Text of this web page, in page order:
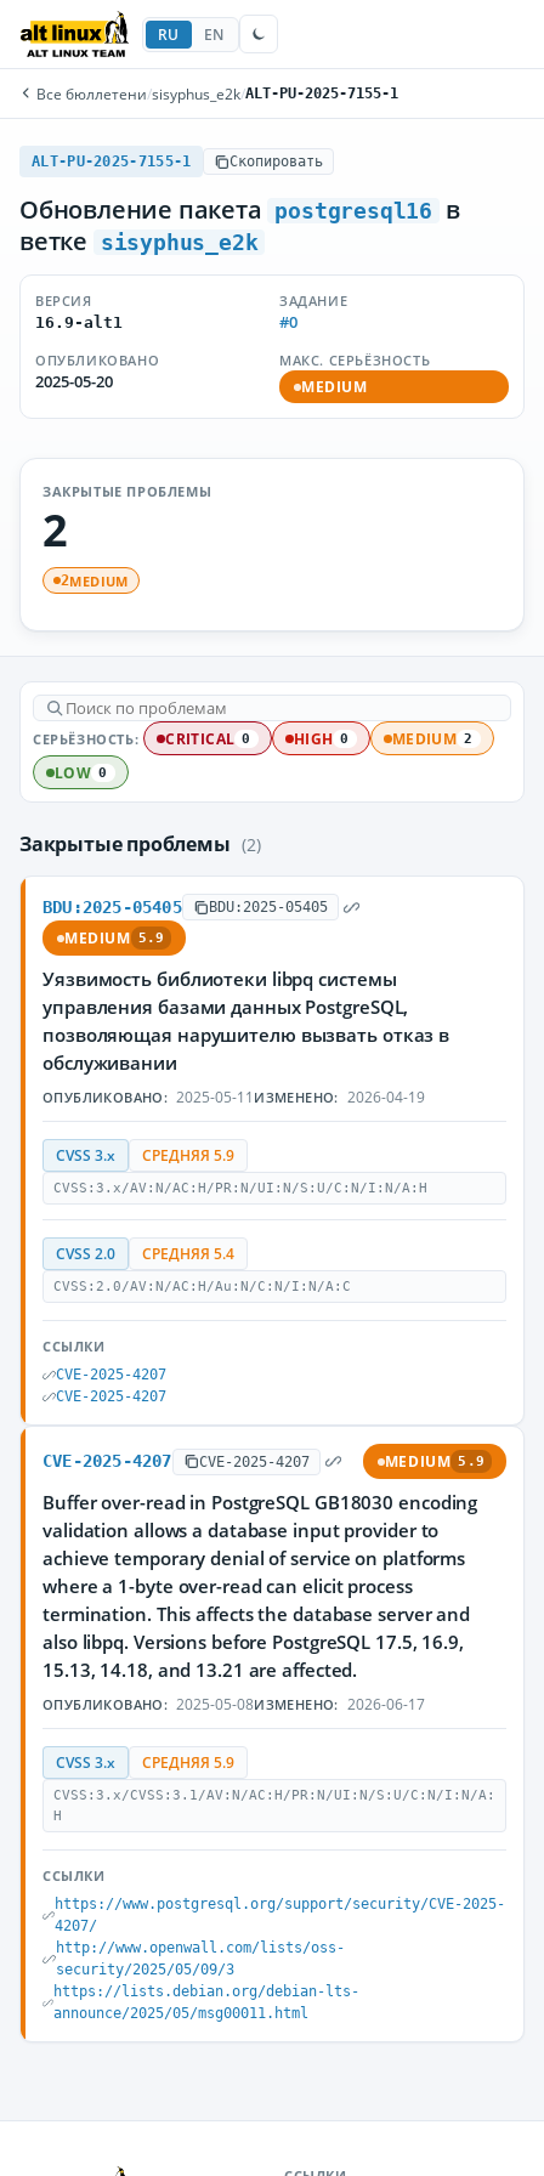
RU EN
Все бюллетени/sisyphus_e2k/ALT-PU-2025-7155-1
ALT-PU-2025-7155-1 Скопировать
Обновление пакета postgresql16
в
ветке
sisyphus_e2k
ВЕРСИЯ
16.9-alt1
ЗАДАНИЕ
#0
ОПУБЛИКОВАНО
2025-05-20
МАКС. СЕРЬЁЗНОСТЬ
MEDIUM
ЗАКРЫТЫЕ ПРОБЛЕМЫ
2
2MEDIUM
СЕРЬЁЗНОСТЬ: CRITICAL 0 HIGH 0 MEDIUM 2
LOW 0
Закрытые проблемы (2)
BDU:2025-05405 BDU:2025-05405
MEDIUM 5.9
Уязвимость библиотеки libpq системы
управления базами данных PostgreSQL,
позволяющая нарушителю вызвать отказ в
обслуживании
ОПУБЛИКОВАНО: 2025-05-11 ИЗМЕНЕНО: 2026-04-19
CVSS 3.x СРЕДНЯЯ 5.9
CVSS:3.x/AV:N/AC:H/PR:N/UI:N/S:U/C:N/I:N/A:H
CVSS 2.0 СРЕДНЯЯ 5.4
CVSS:2.0/AV:N/AC:H/Au:N/C:N/I:N/A:C
ССЫЛКИ
CVE-2025-4207
CVE-2025-4207
CVE-2025-4207 CVE-2025-4207 MEDIUM 5.9
Buffer over-read in PostgreSQL GB18030 encoding
validation allows a database input provider to
achieve temporary denial of service on platforms
where a 1-byte over-read can elicit process
termination. This affects the database server and
also libpq. Versions before PostgreSQL 17.5, 16.9,
15.13, 14.18, and 13.21 are affected.
ОПУБЛИКОВАНО: 2025-05-08ИЗМЕНЕНО: 2026-06-17
CVSS 3.x СРЕДНЯЯ 5.9
CVSS:3.x/CVSS:3.1/AV:N/AC:H/PR:N/UI:N/S:U/C:N/I:N/A:
H
ССЫЛКИ
https://www.postgresql.org/support/security/CVE-2025-
4207/
http://www.openwall.com/lists/oss-
security/2025/05/09/3
https://lists.debian.org/debian-lts-
announce/2025/05/msg00011.html